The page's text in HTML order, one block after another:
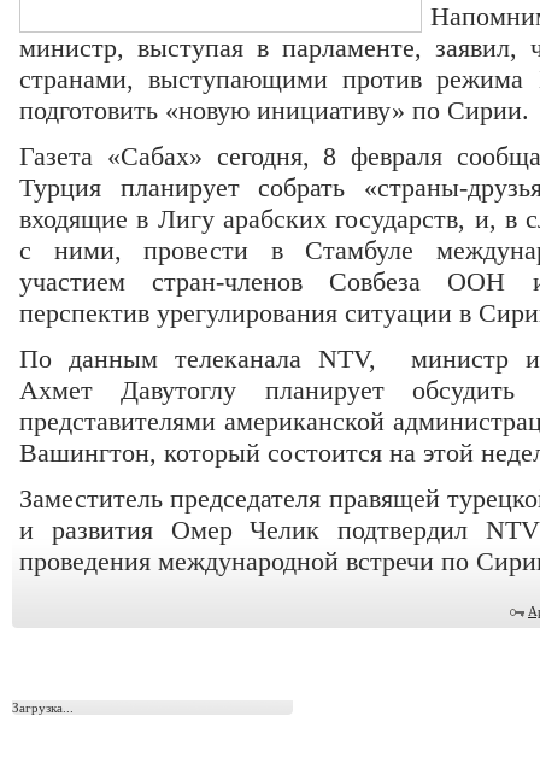
министр, выступая в парламенте, заявил,
странами, выступающими против режима
подготовить «новую инициативу» по Сирии.
Газета «Сабах» сегодня, 8 февраля
Турция планирует собрать «страны-
входящие в Лигу арабских государств, и, в
с ними, провести в Стамбуле
участием стран-членов Совбеза
перспектив урегулирования ситуации в
По данным телеканала NTV, министр
Ахмет Давутоглу планирует
представителями американской
Вашингтон, который состоится на этой
Заместитель председателя правящей
и развития Омер Челик подтвердил
проведения международной встречи по
Загрузка...